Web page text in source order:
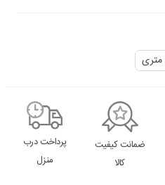
ضمانت کیفیت
کالا
پرداخت درب
منزل